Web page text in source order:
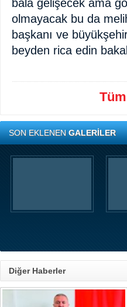
bala gelişecek ama
olmayacak bu da
başkanı ve
beyden rica edin
SON EKLENENGALERİLER
Diğer Haberler